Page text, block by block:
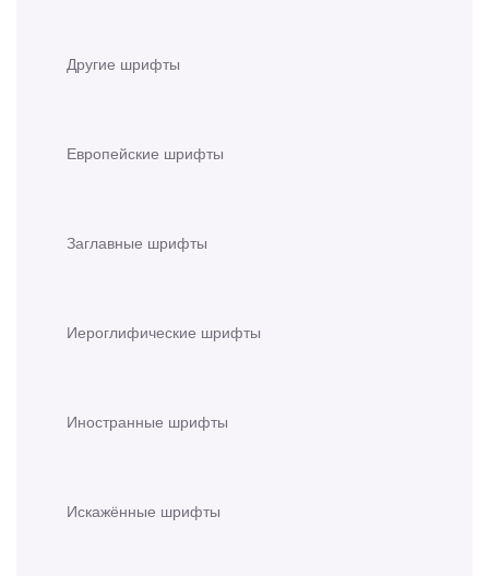
Другие шрифты
Европейские шрифты
Заглавные шрифты
Иероглифические шрифты
Иностранные шрифты
Искажённые шрифты